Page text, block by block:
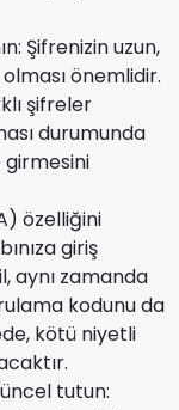
Şifrenizin uzun,
önemlidir.
şifreler
durumunda
girmesini
özelliğini
giriş
aynı zamanda
kodunu da
kötü niyetli
tutun: